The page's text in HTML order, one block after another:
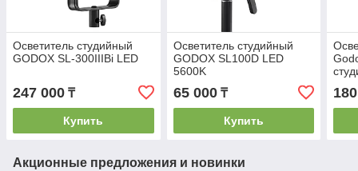
Осветитель студийный
GODOX SL-300IIIBi LED
247 000 ₸
Купить
Осветитель студийный
GODOX SL100D LED
5600K
65 000₸
Купить
Акционные предложения и новинки